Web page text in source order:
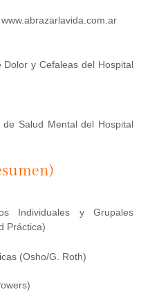
y Cefaleas del Hospital
Salud Mental del Hospital
Individuales y Grupales
Práctica)
(Osho/G. Roth)